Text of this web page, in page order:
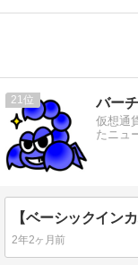
21 バー
仮想通
たニュ
2年2ヶ月前